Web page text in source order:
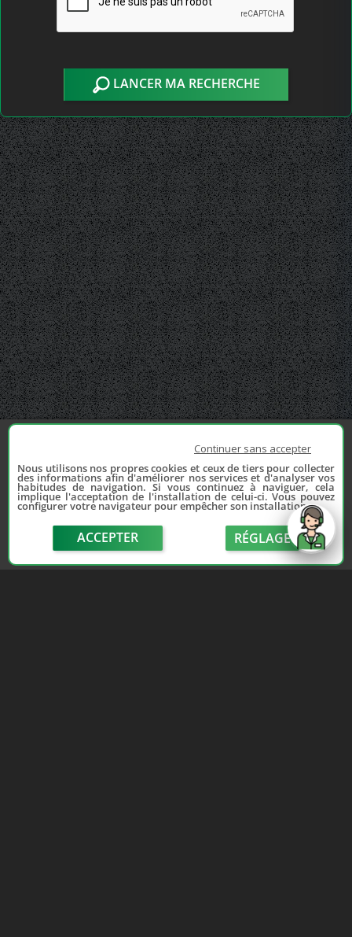
LANCER MA RECHERCHE
Continuer sans accepter
Nous utilisons nos propres cookies et ceux de tiers pour collecter
des informations afin d'améliorer nos services et d'analyser vos
habitudes de navigation. Si vous continuez à naviguer, cela
implique l'acceptation de l'installation de celui-ci. Vous pouvez
configurer votre navigateur pour empêcher son installation.
ACCEPTER RÉGLAGE